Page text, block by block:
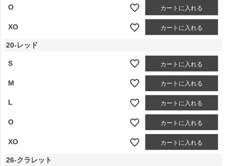
O カートに入れる
XO カートに入れる
20-レッド
S カートに入れる
M カートに入れる
L カートに入れる
O カートに入れる
XO カートに入れる
26-クラレット